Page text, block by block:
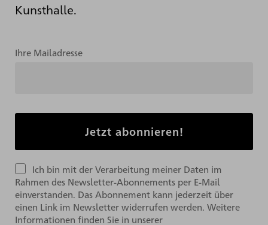
Kunsthalle.
Ihre Mailadresse
Ich bin mit der Verarbeitung meiner Daten im
Rahmen des Newsletter-Abonnements per E-Mail
einverstanden. Das Abonnement kann jederzeit über
einen Link im Newsletter widerrufen werden. Weitere
Informationen finden Sie in unserer